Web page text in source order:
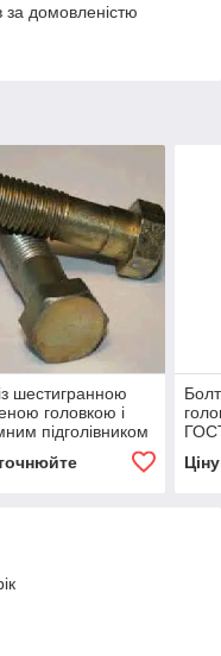
домовленістю
шестигранною
головкою і
підголівником
—70, 7811-70